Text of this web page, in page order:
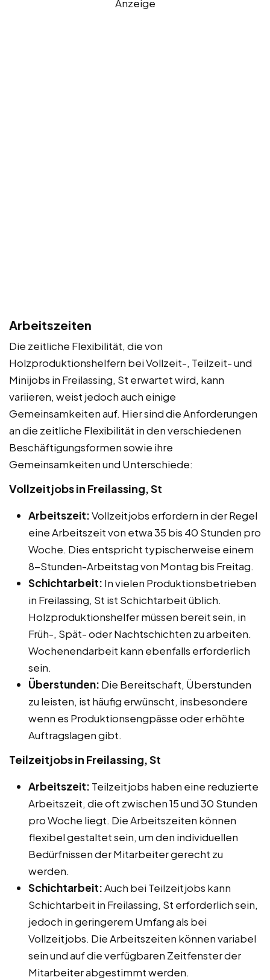
Anzeige
Arbeitszeiten
Die zeitliche Flexibilität, die von
Holzproduktionshelfern bei Vollzeit-, Teilzeit- und
Minijobs in Freilassing, St erwartet wird, kann
variieren, weist jedoch auch einige
Gemeinsamkeiten auf. Hier sind die Anforderungen
an die zeitliche Flexibilität in den verschiedenen
Beschäftigungsformen sowie ihre
Gemeinsamkeiten und Unterschiede:
Vollzeitjobs in Freilassing, St
Arbeitszeit:Vollzeitjobs erfordern in der Regel
eine Arbeitszeit von etwa 35 bis 40 Stunden pro
Woche. Dies entspricht typischerweise einem
8-Stunden-Arbeitstag von Montag bis Freitag.
Schichtarbeit: In vielen Produktionsbetrieben
in Freilassing, St ist Schichtarbeit üblich.
Holzproduktionshelfer müssen bereit sein, in
Früh-, Spät- oder Nachtschichten zu arbeiten.
Wochenendarbeit kann ebenfalls erforderlich
sein.
Überstunden: Die Bereitschaft, Überstunden
zu leisten, ist häufig erwünscht, insbesondere
wenn es Produktionsengpässe oder erhöhte
Auftragslagen gibt.
Teilzeitjobs in Freilassing, St
Arbeitszeit: Teilzeitjobs haben eine reduzierte
Arbeitszeit, die oft zwischen 15 und 30 Stunden
pro Woche liegt. Die Arbeitszeiten können
flexibel gestaltet sein, um den individuellen
Bedürfnissen der Mitarbeiter gerecht zu
werden.
Schichtarbeit:Auch bei Teilzeitjobs kann
Schichtarbeit in Freilassing, St erforderlich sein,
jedoch in geringerem Umfang als bei
Vollzeitjobs. Die Arbeitszeiten können variabel
sein und auf die verfügbaren Zeitfenster der
Mitarbeiter abgestimmt werden.